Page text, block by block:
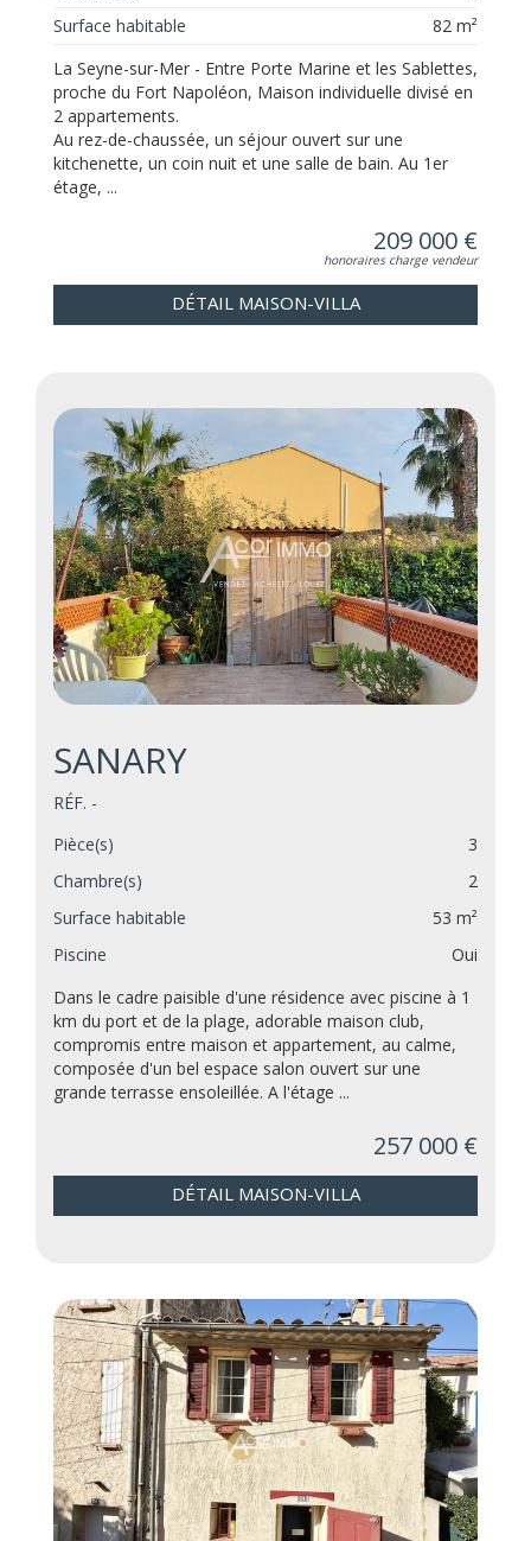
Surface habitable
82 m²
La Seyne-sur-Mer - Entre Porte Marine et les Sablettes,
proche du Fort Napoléon, Maison individuelle divisé en
2 appartements.
Au rez-de-chaussée, un séjour ouvert sur une
kitchenette, un coin nuit et une salle de bain. Au 1er
étage, ...
209 000 €
honoraires charge vendeur
DÉTAIL MAISON-VILLA
SANARY
RÉF. -
Pièce(s)
3
Chambre(s)
2
Surface habitable
53 m²
Piscine
Oui
Dans le cadre paisible d'une résidence avec piscine à 1
km du port et de la plage, adorable maison club,
compromis entre maison et appartement, au calme,
composée d'un bel espace salon ouvert sur une
grande terrasse ensoleillée. A l'étage ...
257 000 €
DÉTAIL MAISON-VILLA